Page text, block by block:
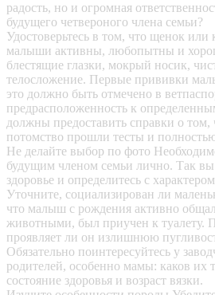
радость, но и огромная
будущего четвероного члена семьи?
Удостоверьтесь в том, что щенок или
малыши активны, любопытны и
блестящие глазки, мокрый носик,
телосложение. Первые прививки
это должно быть отмечено в
предрасположенность к
должны предоставить справки о том,
потомство прошли тесты и
Не делайте выбор по фото
будущим членом семьи лично. Так вы
здоровье и определитесь с
Уточните, социализирован ли
что малыш с рождения активно
животными, был приучен к туалету.
проявляет ли он излишнюю
Обязательно поинтересуйтесь у
родителей, особенно мамы: каков их
состояние здоровья и возраст вязки.